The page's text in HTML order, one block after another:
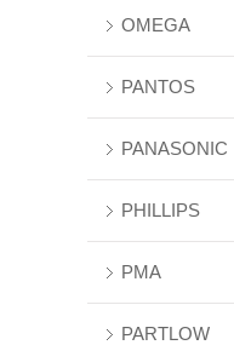
OMEGA
PANTOS
PANASONIC
PHILLIPS
PMA
PARTLOW